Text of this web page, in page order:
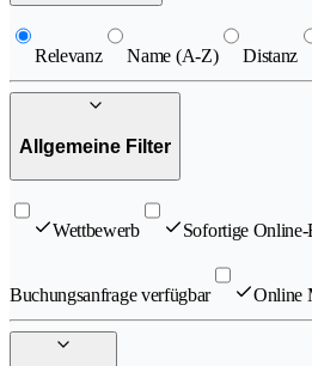
Relevanz Name (A-Z) Distanz
Allgemeine Filter
Wettbewerb Sofortige
Buchungsanfrage verfügbar Online